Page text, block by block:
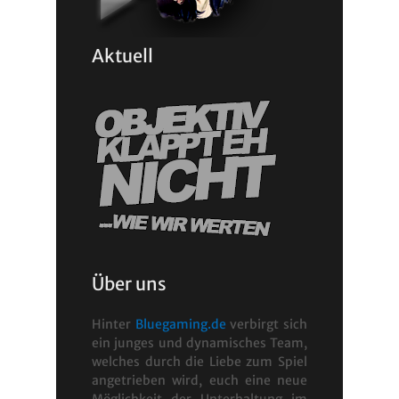
Aktuell
Über uns
Hinter Bluegaming.de verbirgt sich
ein junges und dynamisches Team,
welches durch die Liebe zum Spiel
angetrieben wird, euch eine neue